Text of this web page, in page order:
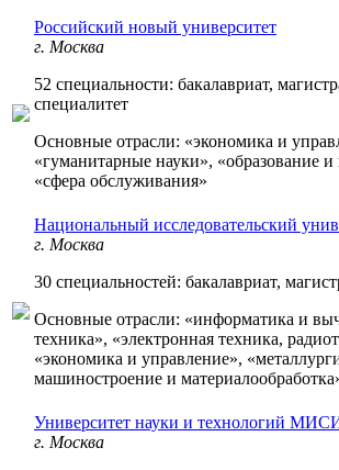
Российский новый университет
г. Москва
52 специальности: бакалавриат,
специалитет
Основные отрасли: «экономика и
«гуманитарные науки», «образование и
«сфера обслуживания»
Национальный исследовательский
г. Москва
30 специальностей: бакалавриат,
Основные отрасли: «информатика и
техника», «электронная техника,
«экономика и управление»,
машиностроение и
Университет науки и технологий
г. Москва